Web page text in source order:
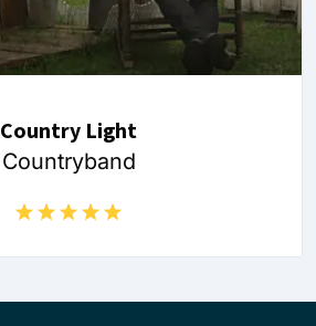
Country Light
Countryband